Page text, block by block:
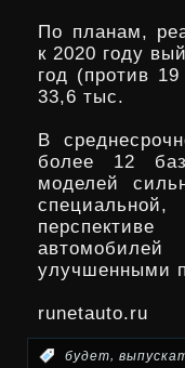
По планам,
к 2020 году
год (против
33,6 тыс.
В
более 12
моделей
улучшенными
runetauto.ru
будет,